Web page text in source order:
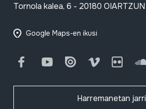
Tornola kalea, 6 - 20180 OIARTZUN
Google Maps-en ikusi
FacebookYoutube Issuu Vimeo Flickr
Harremanetan jarri